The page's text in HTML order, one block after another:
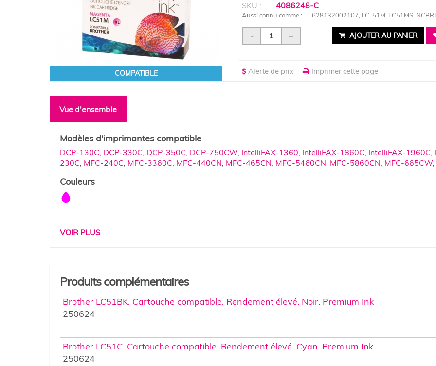
COMPATIBLE
SKU : 4086248-C
Aussi connu comme : 628132002107, LC-51M, LC51MS,
- + AJOUTER AU PANIER
Alerte de prix Imprimer cette page
Vue d'ensemble
Modèles d'imprimantes compatible
DCP-130C, DCP-330C, DCP-350C, DCP-750CW, IntelliFAX-1360, IntelliFAX-1860C, IntelliFAX-1960C,
230C, MFC-240C, MFC-3360C, MFC-440CN, MFC-465CN, MFC-5460CN, MFC-5860CN, MFC-665CW,
Couleurs
VOIR PLUS
Produits complémentaires
Brother LC51BK. Cartouche compatible. Rendement élevé. Noir. Premium Ink
250624
Brother LC51C. Cartouche compatible. Rendement élevé. Cyan. Premium Ink
250624